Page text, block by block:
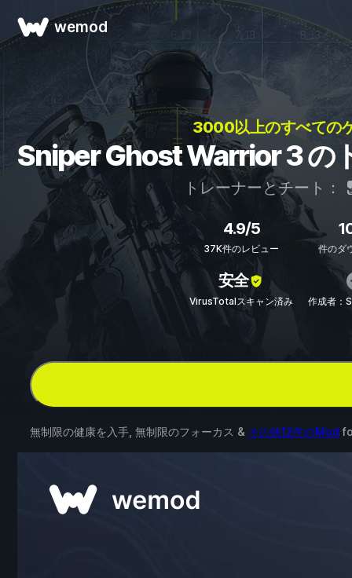
wemod
3000以上のすべての
Sniper Ghost Warrior 3 の
トレーナーとチート：
4.9/5
37K件のレビュー 件のダ
安全
VirusTotalスキャン済み 作成者：
無制限の健康を入手, 無制限のフォーカス & その他12件のMod